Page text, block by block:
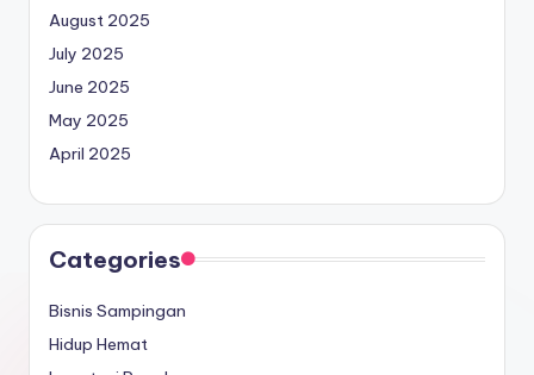
August 2025
July 2025
June 2025
May 2025
April 2025
Categories
Bisnis Sampingan
Hidup Hemat